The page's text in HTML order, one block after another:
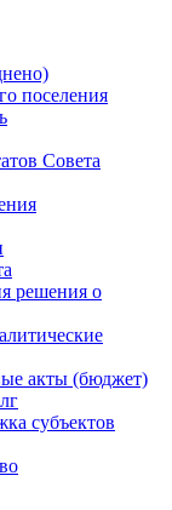
поселения
Совета
решения о
акты (бюджет)
субъектов